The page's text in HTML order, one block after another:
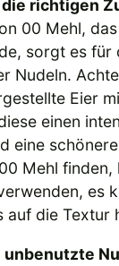
richtigen
00 Mehl,
sorgt es für
Nudeln.
Eier
einen
eine
Mehl finden,
es
auf die Textur
unbenutzte